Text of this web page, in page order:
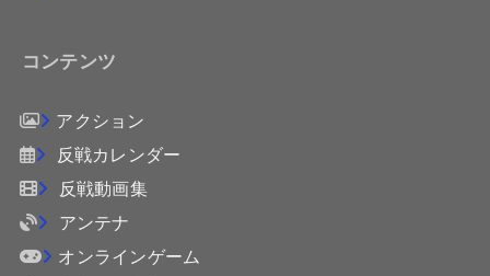
コンテンツ
アクション
反戦カレンダー
反戦動画集
アンテナ
オンラインゲーム